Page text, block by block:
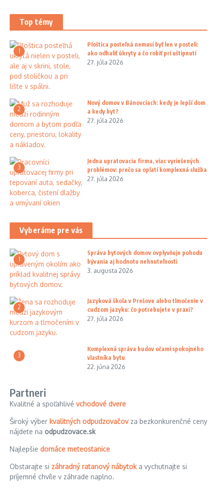
Top témy
1
Ploštica posteľná nemusí byť len v posteli:
ako odhaliť úkryty a čo robiť pri uštipnutí
27. júla 2026
2
Nový domov v Bánovciach: kedy je lepší dom
a kedy byt?
27. júla 2026
3
Jedna upratovacia firma, viac vyriešených
problémov: prečo sa oplatí komplexná služba
27. júla 2026
Vyberáme pre vás
1
Správa bytových domov ovplyvňuje pohodu
bývania aj hodnotu nehnuteľnosti
3. augusta 2026
2
Jazyková škola v Prešove alebo tlmočenie v
cudzom jazyku: čo potrebujete v praxi?
27. júla 2026
3
Komplexná správa budov očami spokojného
vlastníka bytu
22. júna 2026
Partneri
Kvalitné a spoľahlivé vchodové dvere
Široký výber kvalitných odpudzovačovza bezkonkurenčné ceny
nájdete na odpudzovace.sk
Najlepšie domáce meteostanice
Obstarajte si záhradný ratanový nábytoka vychutnajte si
príjemné chvíle v záhrade naplno.